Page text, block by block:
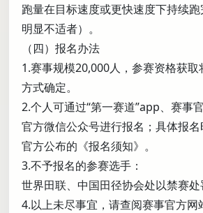
跑量在目标速度或更快速度下持续
明显不适者）。
（四）报名办法
1.赛事规模20,000人，参赛资格获
方式确定。
2.个人可通过“第一赛道”app、赛事
官方微信公众号进行报名；具体报
官方公布的《报名须知》。
3.不予报名的参赛选手：
世界田联、中国田径协会处以禁赛处
4.以上未尽事宜，请查阅赛事官方网